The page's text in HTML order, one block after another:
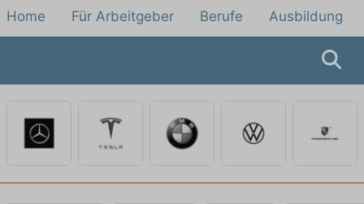
Home Für Arbeitgeber Berufe Ausbildung